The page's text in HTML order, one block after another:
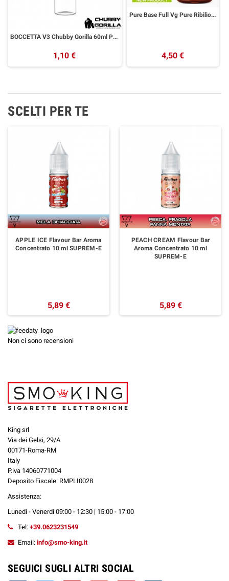
BOCCETTA V3 Chubby Gorilla 60ml PET UNICORN Trasparente NATL
1,10 €
Pure Base Full Vg Pure Ribilio 250ml
4,50 €
SCELTI PER TE
APPLE ICE Flavour Bar Aroma
Concentrato 10 ml SUPREM-E
5,89 €
PEACH CREAM Flavour Bar
Aroma Concentrato 10 ml
SUPREM-E
5,89 €
Non ci sono recensioni
King srl
Via dei Gelsi, 29/A
00171-Roma-RM
Italy
P.iva 14060771004
Deposito Fiscale: RMPLI0028
Assistenza:
Lunedì - Venerdì 09:00 - 12:30 | 15:00 - 17:00
Tel: +39.0623231549
Email: info@smo-king.it
SEGUICI SUGLI ALTRI SOCIAL